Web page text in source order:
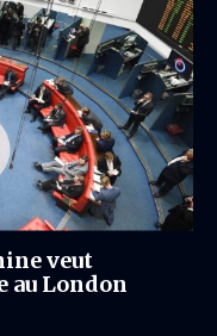
veut
au London